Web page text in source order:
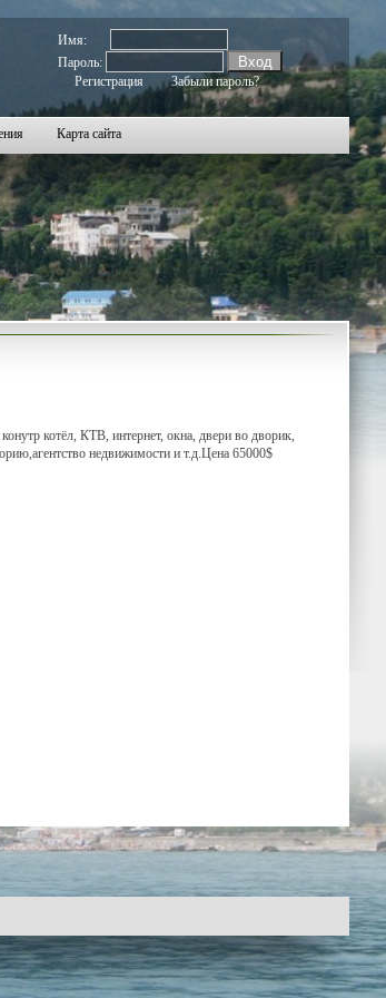
Имя:
Пароль:
Регистрация
Забыли пароль?
Карта сайта
котёл, КТВ, интернет, окна, двери во дворик,
недвижимости и т.д.Цена 65000$